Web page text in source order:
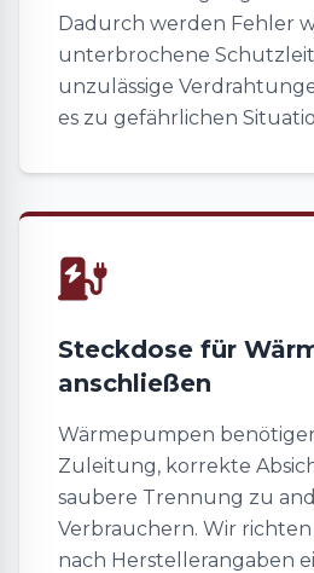
Dadurch werden Fehler
unterbrochene
unzulässige
es zu gefährlichen
Steckdose für
anschließen
Wärmepumpen
Zuleitung, korrekte
saubere Trennung zu
Verbrauchern. Wir
nach Herstellerangaben